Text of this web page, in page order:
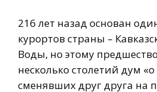
216 лет назад основан
курортов страны –
Воды, но этому
несколько столетий дум
сменявших друг друга на